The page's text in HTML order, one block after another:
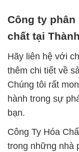
Công ty
chất tại
Hãy liên hệ với
thêm chi tiết về
Chúng tôi rất
hành trong sự
bạn.
Công Ty Hóa
trong những nhà